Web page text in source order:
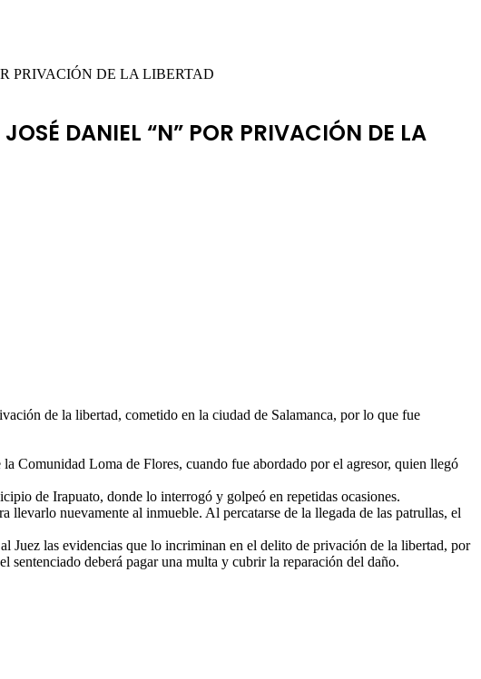
PRIVACIÓN DE LA LIBERTAD
DANIEL “N” POR PRIVACIÓN DE LA
de la libertad, cometido en la ciudad de Salamanca, por lo que fue
Comunidad Loma de Flores, cuando fue abordado por el agresor, quien llegó
de Irapuato, donde lo interrogó y golpeó en repetidas ocasiones.
nuevamente al inmueble. Al percatarse de la llegada de las patrullas, el
las evidencias que lo incriminan en el delito de privación de la libertad, por
sentenciado deberá pagar una multa y cubrir la reparación del daño.